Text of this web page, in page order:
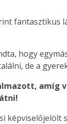
hogy
de a